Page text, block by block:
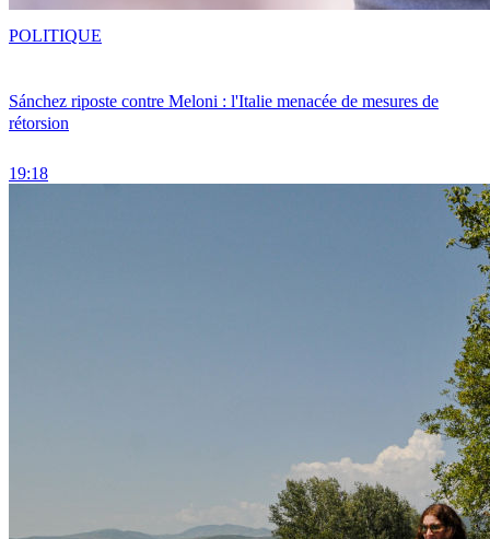
Sánchez riposte contre Meloni : l'Italie menacée de mesures de
rétorsion
19:18
POLITIQUE